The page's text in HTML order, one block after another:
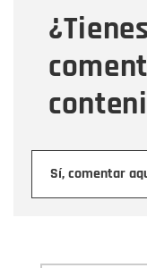
Sí, comentar
Mensaje